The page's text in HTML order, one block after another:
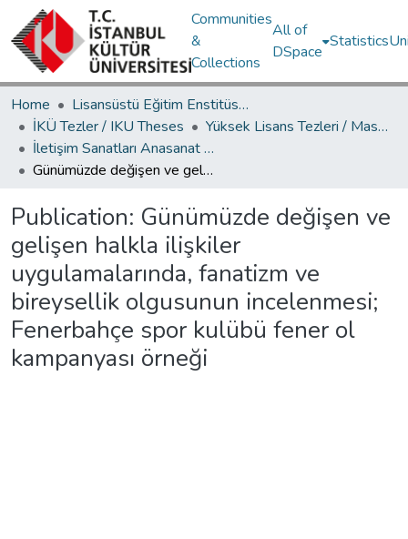
Communities
&
Collections
All of
DSpace
Statistics
Home
Lisansüstü Eğitim Enstitüsü / Postgraduate Education Institute
İKÜ Tezler / IKU Theses
Yüksek Lisans Tezleri / Master's Theses
İletişim Sanatları Anasanat Dalı / Communication Arts Department
Günümüzde değişen ve gelişen halkla ilişkiler uygulamalarında, fanatizm ve bireysellik olgusunun incelenmesi; Fenerbahçe spor kulübü fener ol kampanyası örneği
Publication: Günümüzde değişen ve
gelişen halkla ilişkiler
uygulamalarında, fanatizm ve
bireysellik olgusunun incelenmesi;
Fenerbahçe spor kulübü fener ol
kampanyası örneği